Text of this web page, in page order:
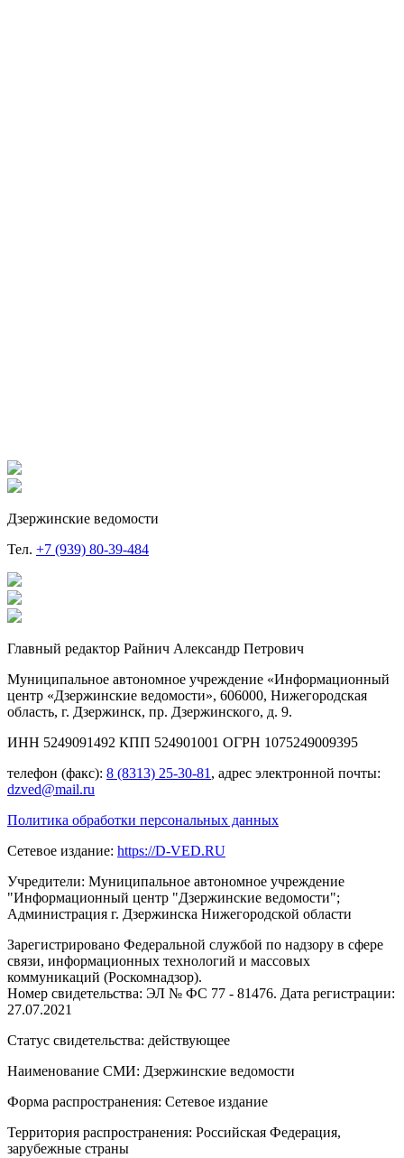
Дзержинские ведомости
Тел. +7 (939) 80-39-484
Главный редактор Райнич Александр Петрович
Муниципальное автономное учреждение «Информационный
центр «Дзержинские ведомости», 606000, Нижегородская
область, г. Дзержинск, пр. Дзержинского, д. 9.
ИНН 5249091492 КПП 524901001 ОГРН 1075249009395
телефон (факс): 8 (8313) 25-30-81 , адрес электронной почты:
dzved@mail.ru
Политика обработки персональных данных
Сетевое издание: https://D-VED.RU
Учредители: Муниципальное автономное учреждение
"Информационный центр "Дзержинские ведомости";
Администрация г. Дзержинска Нижегородской области
Зарегистрировано Федеральной службой по надзору в сфере
связи, информационных технологий и массовых
коммуникаций (Роскомнадзор).
Номер свидетельства: ЭЛ № ФС 77 - 81476. Дата регистрации:
27.07.2021
Статус свидетельства: действующее
Наименование СМИ: Дзержинские ведомости
Форма распространения: Сетевое издание
Территория распространения: Российская Федерация,
зарубежные страны